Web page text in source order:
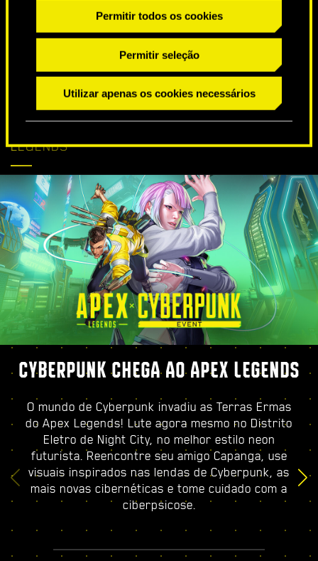
Permitir todos os cookies
Permitir seleção
Utilizar apenas os cookies necessários
CYBERPUNK
LEGENDS
SAIBA MAIS
CYBERPUNK CHEGA AO APEX LEGENDS
O mundo de Cyberpunk invadiu as Terras Ermas
do Apex Legends! Lute agora mesmo no Distrito
Eletro de Night City, no melhor estilo neon
futurista. Reencontre seu amigo Capanga, use
visuais inspirados nas lendas de Cyberpunk, as
mais novas cibernéticas e tome cuidado com a
ciberpsicose.